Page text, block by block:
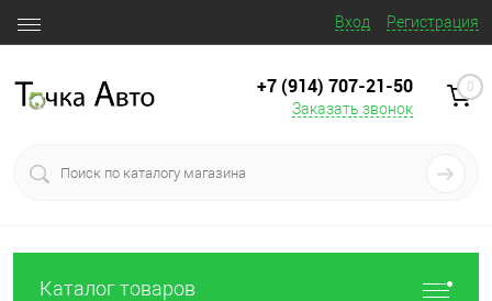
Вход Регистрация
+7 (914) 707‒21‒50
Заказать звонок
0
Каталог товаров